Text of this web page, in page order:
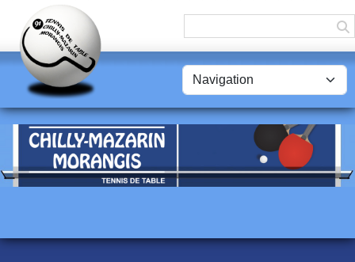
Panneau de gestion des cookies